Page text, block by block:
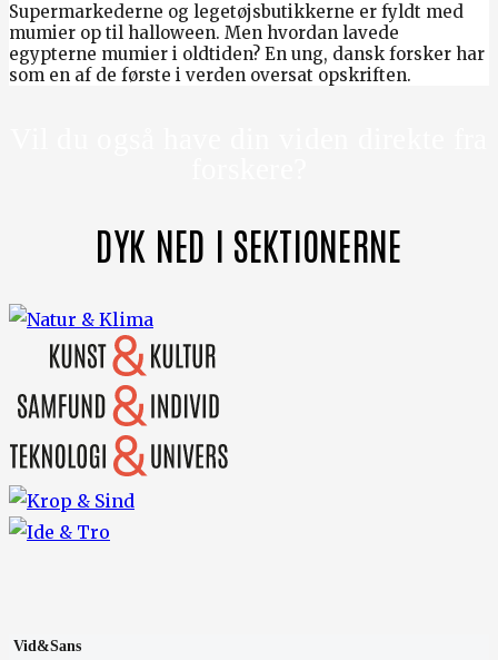
Supermarkederne og legetøjsbutikkerne er fyldt med
mumier op til halloween. Men hvordan lavede
egypterne mumier i oldtiden? En ung, dansk forsker har
som en af de første i verden oversat opskriften.
DYK NED I SEKTIONERNE
Vid&Sans